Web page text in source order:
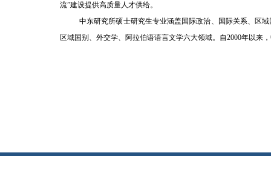
流”建设提供高质量人才供给。
中东研究所硕士研究生专业涵盖国际政治、国际关系、区
区域国别、外交学、阿拉伯语语言文学六大领域。自2000年以来